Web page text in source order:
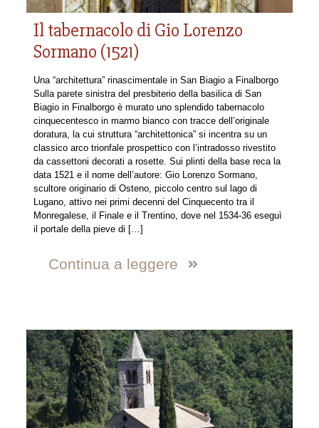
Il tabernacolo di Gio Lorenzo
Sormano (1521)
Una “architettura” rinascimentale in San Biagio a Finalborgo
Sulla parete sinistra del presbiterio della basilica di San
Biagio in Finalborgo è murato uno splendido tabernacolo
cinquecentesco in marmo bianco con tracce dell’originale
doratura, la cui struttura “architettonica” si incentra su un
classico arco trionfale prospettico con l’intradosso rivestito
da cassettoni decorati a rosette. Sui plinti della base reca la
data 1521 e il nome dell’autore: Gio Lorenzo Sormano,
scultore originario di Osteno, piccolo centro sul lago di
Lugano, attivo nei primi decenni del Cinquecento tra il
Monregalese, il Finale e il Trentino, dove nel 1534-36 eseguì
il portale della pieve di […]
Continua a leggere